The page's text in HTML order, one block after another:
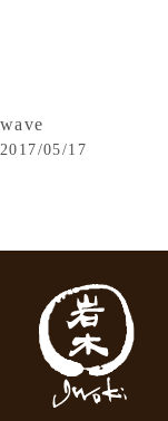
wave
2017/05/17